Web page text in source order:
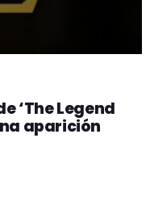
‘The Legend
aparición